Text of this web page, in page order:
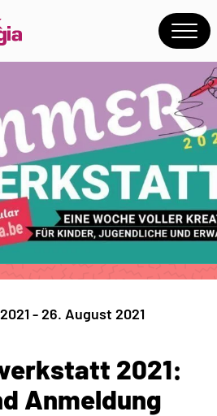
- 26. August 2021
2021:
Anmeldung